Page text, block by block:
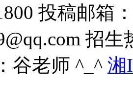
投稿邮箱
招生
谷老师 ^_^ 湘